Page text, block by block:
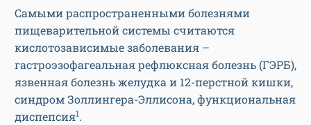
Самыми распространенными болезнями
пищеварительной системы считаются
кислотозависимые заболевания –
гастроэзофагеальная рефлюксная болезнь (ГЭРБ),
язвенная болезнь желудка и 12-перстной кишки,
синдром Золлингера-Эллисона, функциональная
диспепсия1.